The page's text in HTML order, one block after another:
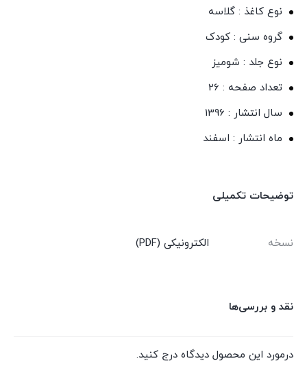
نوع کاغذ : گلاسه
گروه سنی : کودک
نوع جلد : شومیز
تعداد صفحه : 26
سال انتشار : 1396
ماه انتشار : اسفند
توضیحات تکمیلی
نسخه الکترونیکی (PDF)
نقد و بررسی‌ها
درمورد این محصول دیدگاه درج کنید.